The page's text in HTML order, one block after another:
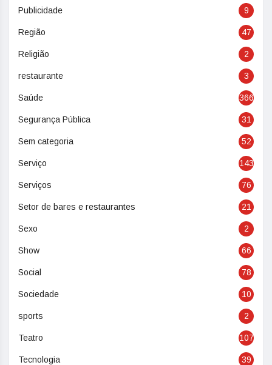
Publicidade 9
Região 47
Religião 2
restaurante 3
Saúde 366
Segurança Pública 31
Sem categoria 52
Serviço 143
Serviços 76
Setor de bares e restaurantes 21
Sexo 2
Show 66
Social 78
Sociedade 10
sports 2
Teatro 107
Tecnologia 39